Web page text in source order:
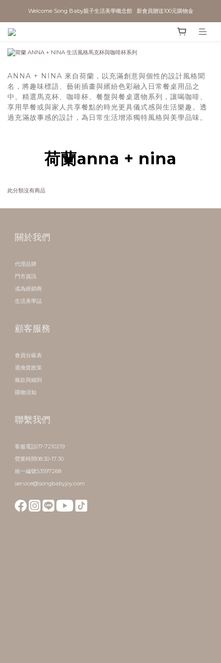
Welcome Song Baby親子生活美學概念館   新會員贈送100元購物金
ANNA + NINA 來自荷蘭，以充滿創意與個性的設計風格聞
名，將趣味標語、藝術插畫與繽紛色彩融入日常餐桌用品之
中。精選馬克杯、咖啡杯、餐盤與餐桌選物系列，讓喝咖啡、
享用早餐或與家人共享餐點的時光更具儀式感與生活樂趣。透
過充滿故事感的設計，為日常生活增添獨特風格與美學品味。
荷蘭anna + nina
此分類沒有商品
關於我們
代理品牌
門市資訊
成為經銷商
生活美學誌
顧客服務
會員分級表
退換貨政策
條款與細則
購物須知
聯繫我們
客服電話07-7210219
營業時間08:30-17:30
統一編號53597268
service@songbabyjoy.com